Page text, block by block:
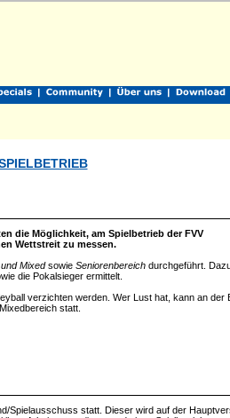
die Möglichkeit, am Spielbetrieb der FVV
Wettstreit zu messen.
Mixedsowie Seniorenbereich durchgeführt.
die Pokalsieger ermittelt.
verzichten werden. Wer Lust hat, kann an der
statt.
Spielausschuss statt. Dieser wird auf der